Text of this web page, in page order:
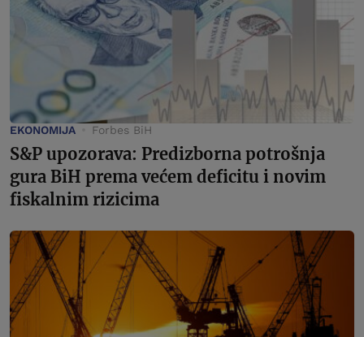
EKONOMIJA Forbes BiH
S&P upozorava: Predizborna potrošnja
gura BiH prema većem deficitu i novim
fiskalnim rizicima